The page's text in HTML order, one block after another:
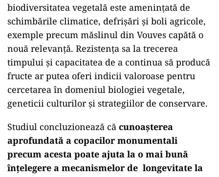
biodiversitatea vegetală este amenințată de
schimbările climatice, defrișări și boli agricole,
exemple precum măslinul din Vouves capătă o
nouă relevanță. Rezistența sa la trecerea
timpului și capacitatea de a continua să producă
fructe ar putea oferi indicii valoroase pentru
cercetarea în domeniul biologiei vegetale,
geneticii culturilor și strategiilor de conservare.
Studiul concluzionează că cunoașterea
aprofundată a copacilor monumentali
precum acesta poate ajuta la o mai bună
înțelegere a mecanismelor de longevitate la